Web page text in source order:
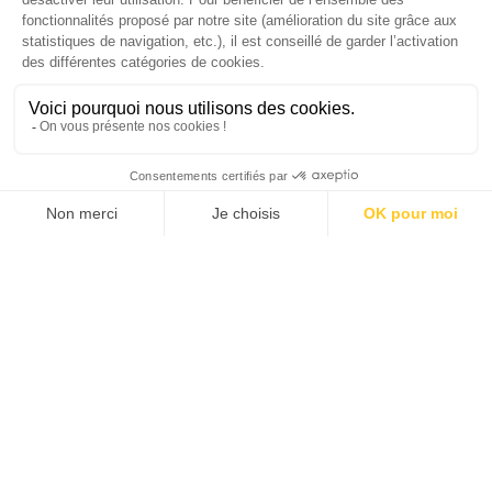
SUIVEZ-NOUS